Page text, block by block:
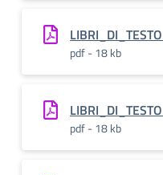
pdf - 18 kb
pdf - 18 kb